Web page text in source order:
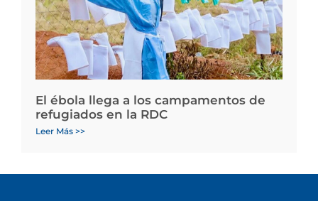
El ébola llega a los campamentos de
refugiados en la RDC
Leer Más >>